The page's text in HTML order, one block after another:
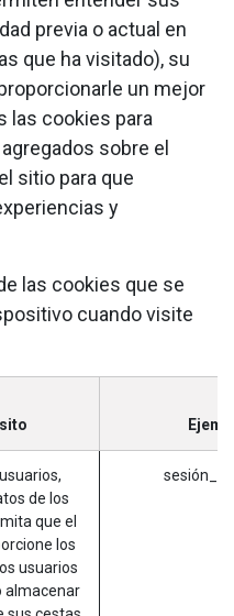
previa o actual en
que ha visitado), su
un mejor
las cookies para
sobre el
sitio para que
y
las cookies que se
cuando visite
de los
que el
los
usuarios
almacenar
sesión_id